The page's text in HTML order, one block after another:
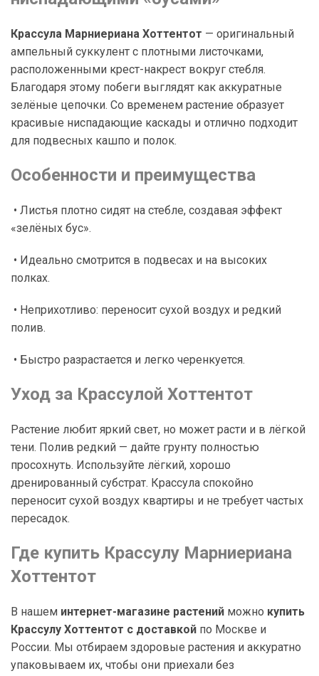
Крассула Марниериана Хоттентот — оригинальный
ампельный суккулент с плотными листочками,
расположенными крест-накрест вокруг стебля.
Благодаря этому побеги выглядят как аккуратные
зелёные цепочки. Со временем растение образует
красивые ниспадающие каскады и отлично подходит
для подвесных кашпо и полок.
Особенности и преимущества
• Листья плотно сидят на стебле, создавая эффект
«зелёных бус».
• Идеально смотрится в подвесах и на высоких
полках.
• Неприхотливо: переносит сухой воздух и редкий
полив.
• Быстро разрастается и легко черенкуется.
Уход за Крассулой Хоттентот
Растение любит яркий свет, но может расти и в лёгкой
тени. Полив редкий — дайте грунту полностью
просохнуть. Используйте лёгкий, хорошо
дренированный субстрат. Крассула спокойно
переносит сухой воздух квартиры и не требует частых
пересадок.
Где купить Крассулу Марниериана
Хоттентот
В нашем интернет-магазине растений можно купить
Крассулу Хоттентот с доставкой по Москве и
России. Мы отбираем здоровые растения и аккуратно
упаковываем их, чтобы они приехали без